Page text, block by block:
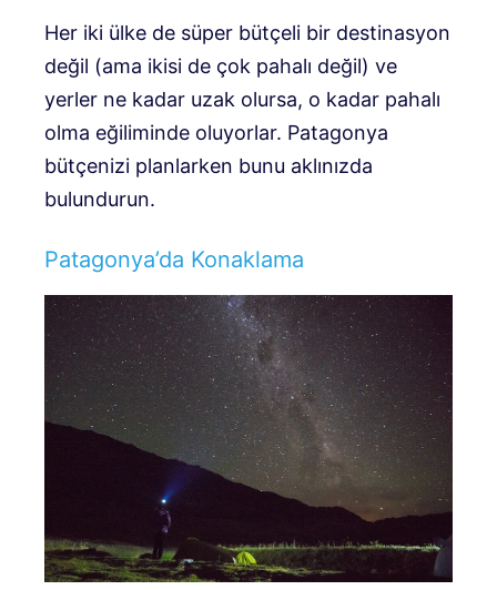
Her iki ülke de süper bütçeli bir destinasyon
değil (ama ikisi de çok pahalı değil) ve
yerler ne kadar uzak olursa, o kadar pahalı
olma eğiliminde oluyorlar. Patagonya
bütçenizi planlarken bunu aklınızda
bulundurun.
Patagonya’da Konaklama